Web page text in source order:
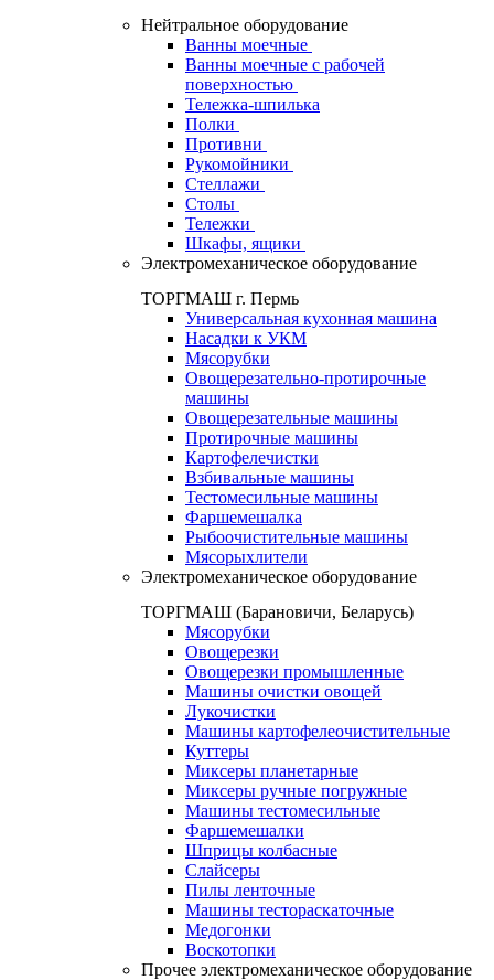
Нейтральное оборудование
Ванны моечные
Ванны моечные с рабочей
поверхностью
Тележка-шпилька
Полки
Противни
Рукомойники
Стеллажи
Столы
Тележки
Шкафы, ящики
Электромеханическое оборудование
ТОРГМАШ г. Пермь
Универсальная кухонная машина
Насадки к УКМ
Мясорубки
Овощерезательно-протирочные
машины
Овощерезательные машины
Протирочные машины
Картофелечистки
Взбивальные машины
Тестомесильные машины
Фаршемешалка
Рыбоочистительные машины
Мясорыхлители
Электромеханическое оборудование
ТОРГМАШ (Барановичи, Беларусь)
Мясорубки
Овощерезки
Овощерезки промышленные
Машины очистки овощей
Лукочистки
Машины картофелеочистительные
Куттеры
Миксеры планетарные
Миксеры ручные погружные
Машины тестомесильные
Фаршемешалки
Шприцы колбасные
Слайсеры
Пилы ленточные
Машины тестораскаточные
Медогонки
Воскотопки
Прочее электромеханическое оборудование